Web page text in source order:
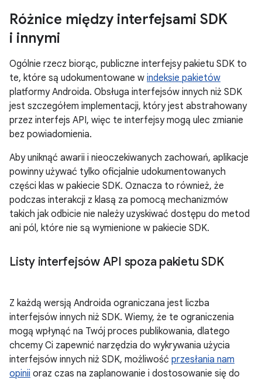
Różnice między interfejsami SDK
i innymi
Ogólnie rzecz biorąc, publiczne interfejsy pakietu SDK to
te, które są udokumentowane w indeksie pakietów
platformy Androida. Obsługa interfejsów innych niż SDK
jest szczegółem implementacji, który jest abstrahowany
przez interfejs API, więc te interfejsy mogą ulec zmianie
bez powiadomienia.
Aby uniknąć awarii i nieoczekiwanych zachowań, aplikacje
powinny używać tylko oficjalnie udokumentowanych
części klas w pakiecie SDK. Oznacza to również, że
podczas interakcji z klasą za pomocą mechanizmów
takich jak odbicie nie należy uzyskiwać dostępu do metod
ani pól, które nie są wymienione w pakiecie SDK.
Listy interfejsów API spoza pakietu SDK
Z każdą wersją Androida ograniczana jest liczba
interfejsów innych niż SDK. Wiemy, że te ograniczenia
mogą wpłynąć na Twój proces publikowania, dlatego
chcemy Ci zapewnić narzędzia do wykrywania użycia
interfejsów innych niż SDK, możliwość przesłania nam
opinii oraz czas na zaplanowanie i dostosowanie się do